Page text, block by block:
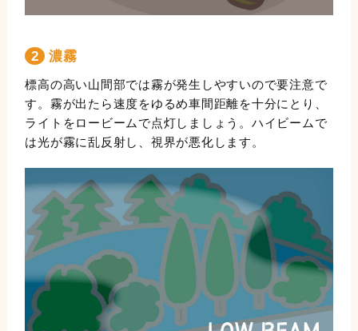
2 濃霧
標高の高い山間部では霧が発生しやすいので要注意で
す。霧が出たら速度をゆるめ車間距離を十分にとり、
ライトをロービームで点灯しましょう。ハイビームで
は光が霧に乱反射し、視界が悪化します。